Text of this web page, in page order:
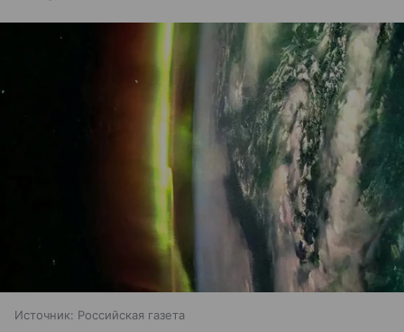
Источник: Российская газета